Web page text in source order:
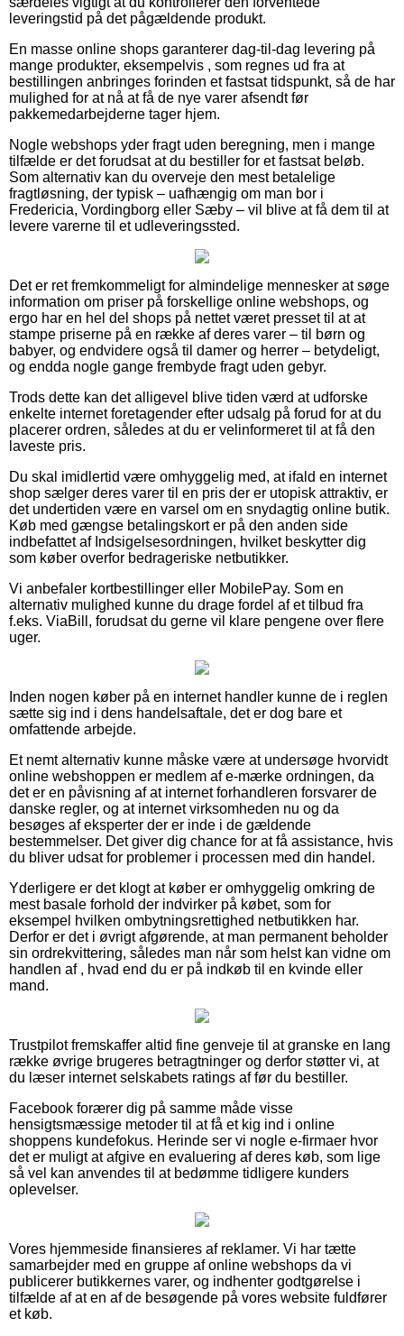
leveringstid på det pågældende produkt.
En masse online shops garanterer dag-til-dag levering på
mange produkter, eksempelvis , som regnes ud fra at
bestillingen anbringes forinden et fastsat tidspunkt, så de har
mulighed for at nå at få de nye varer afsendt før
pakkemedarbejderne tager hjem.
Nogle webshops yder fragt uden beregning, men i mange
tilfælde er det forudsat at du bestiller for et fastsat beløb.
Som alternativ kan du overveje den mest betalelige
fragtløsning, der typisk – uafhængig om man bor i
Fredericia, Vordingborg eller Sæby – vil blive at få dem til at
levere varerne til et udleveringssted.
Det er ret fremkommeligt for almindelige mennesker at søge
information om priser på forskellige online webshops, og
ergo har en hel del shops på nettet været presset til at at
stampe priserne på en række af deres varer – til børn og
babyer, og endvidere også til damer og herrer – betydeligt,
og endda nogle gange frembyde fragt uden gebyr.
Trods dette kan det alligevel blive tiden værd at udforske
enkelte internet foretagender efter udsalg på forud for at du
placerer ordren, således at du er velinformeret til at få den
laveste pris.
Du skal imidlertid være omhyggelig med, at ifald en internet
shop sælger deres varer til en pris der er utopisk attraktiv, er
det undertiden være en varsel om en snydagtig online butik.
Køb med gængse betalingskort er på den anden side
indbefattet af Indsigelsesordningen, hvilket beskytter dig
som køber overfor bedrageriske netbutikker.
Vi anbefaler kortbestillinger eller MobilePay. Som en
alternativ mulighed kunne du drage fordel af et tilbud fra
f.eks. ViaBill, forudsat du gerne vil klare pengene over flere
uger.
Inden nogen køber på en internet handler kunne de i reglen
sætte sig ind i dens handelsaftale, det er dog bare et
omfattende arbejde.
Et nemt alternativ kunne måske være at undersøge hvorvidt
online webshoppen er medlem af e-mærke ordningen, da
det er en påvisning af at internet forhandleren forsvarer de
danske regler, og at internet virksomheden nu og da
besøges af eksperter der er inde i de gældende
bestemmelser. Det giver dig chance for at få assistance, hvis
du bliver udsat for problemer i processen med din handel.
Yderligere er det klogt at køber er omhyggelig omkring de
mest basale forhold der indvirker på købet, som for
eksempel hvilken ombytningsrettighed netbutikken har.
Derfor er det i øvrigt afgørende, at man permanent beholder
sin ordrekvittering, således man når som helst kan vidne om
handlen af , hvad end du er på indkøb til en kvinde eller
mand.
Trustpilot fremskaffer altid fine genveje til at granske en lang
række øvrige brugeres betragtninger og derfor støtter vi, at
du læser internet selskabets ratings af før du bestiller.
Facebook forærer dig på samme måde visse
hensigtsmæssige metoder til at få et kig ind i online
shoppens kundefokus. Herinde ser vi nogle e-firmaer hvor
det er muligt at afgive en evaluering af deres køb, som lige
så vel kan anvendes til at bedømme tidligere kunders
oplevelser.
Vores hjemmeside finansieres af reklamer. Vi har tætte
samarbejder med en gruppe af online webshops da vi
publicerer butikkernes varer, og indhenter godtgørelse i
tilfælde af at en af de besøgende på vores website fuldfører
et køb.